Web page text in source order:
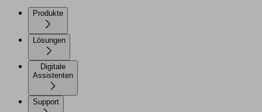
Produkte
Lösungen
Digitale
Assistenten
Support